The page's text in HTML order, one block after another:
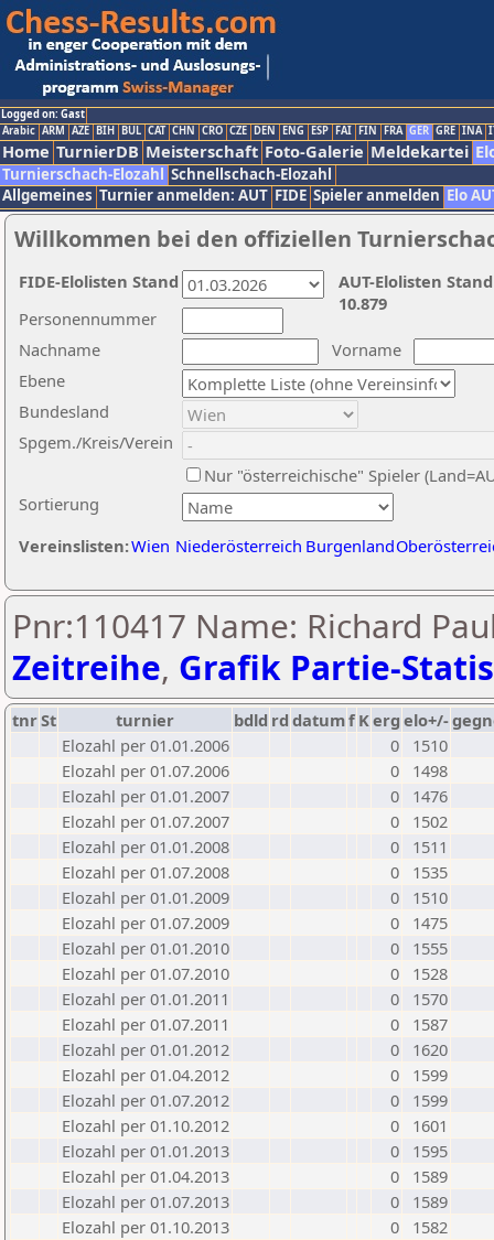
Logged on: Gast
Arabic ARM AZE BIH BUL CAT CHN CRO CZE DEN ENG ESP FAI FIN FRA GER GRE INA
Home TurnierDB Meisterschaft Foto-Galerie Meldekartei
Turnierschach-Elozahl Schnellschach-Elozahl
Allgemeines Turnier anmelden: AUT FIDE Spieler anmelden Elo
Willkommen bei den offiziellen
Nachname
Vorname
Ebene
Sortierung
Personennummer
Bundesland
Spgem./Kreis/Verein
Nur "österreichische" Spieler
Vereinslisten:Wien Niederösterreich Burgenland
AUT-Elolisten
10.879
FIDE-Elolisten Stand
Pnr:110417 Name: Richard
Zeitreihe, Grafik Partie-
tnrSt turnier bdld rd datumf Kerg elo+/-
Elozahl per 01.01.2006
0
1510
Elozahl per 01.07.2006
0
1498
Elozahl per 01.01.2007
0
1476
Elozahl per 01.07.2007
0
1502
Elozahl per 01.01.2008
0
1511
Elozahl per 01.07.2008
0
1535
Elozahl per 01.01.2009
0
1510
Elozahl per 01.07.2009
0
1475
Elozahl per 01.01.2010
0
1555
Elozahl per 01.07.2010
0
1528
Elozahl per 01.01.2011
0
1570
Elozahl per 01.07.2011
0
1587
Elozahl per 01.01.2012
0
1620
Elozahl per 01.04.2012
0
1599
Elozahl per 01.07.2012
0
1599
Elozahl per 01.10.2012
0
1601
Elozahl per 01.01.2013
0
1595
Elozahl per 01.04.2013
0
1589
Elozahl per 01.07.2013
0
1589
Elozahl per 01.10.2013
0
1582